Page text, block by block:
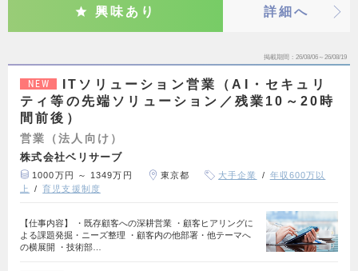
興味あり 詳細へ
掲載期間 26/08/06～26/08/19
NEW
ITソリューション営業（AI・セキュリ
ティ等の先端ソリューション／残業10～20時
間前後）
営業（法人向け）
株式会社ベリサーブ
1000万円 ～ 1349万円 東京都 大手企業
年収600万以
上
育児支援制度
【仕事内容】 ・既存顧客への深耕営業 ・顧客ヒアリングに
よる課題発掘・ニーズ整理 ・顧客内の他部署・他テーマへ
の横展開 ・技術部…